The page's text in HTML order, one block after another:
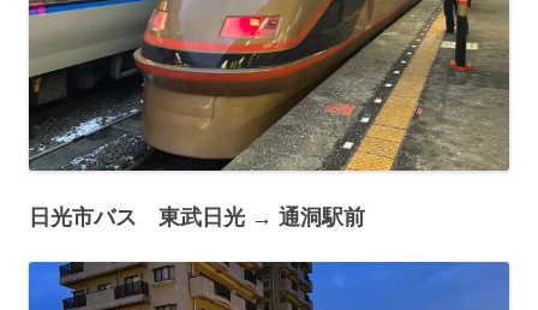
日光市バス 東武日光 → 通洞駅前